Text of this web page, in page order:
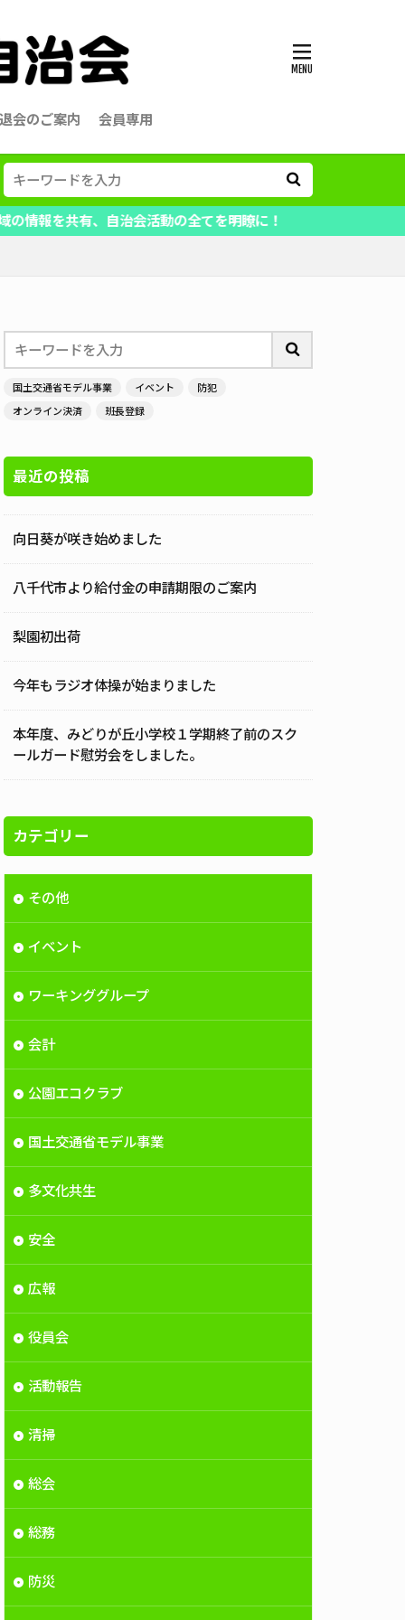
会のご案内 会員専用
、自治会活動の全てを明瞭に！
国土交通省モデル事業 イベント
防犯
オンライン決済
班長登録
最近の投稿
向日葵が咲き始めました
八千代市より給付金の申請期限のご案内
梨園初出荷
今年もラジオ体操が始まりました
本年度、みどりが丘小学校１学期終了前のスク
ールガード慰労会をしました。
カテゴリー
その他
イベント
ワーキンググループ
会計
公園エコクラブ
国土交通省モデル事業
多文化共生
安全
広報
役員会
活動報告
清掃
総会
総務
防災